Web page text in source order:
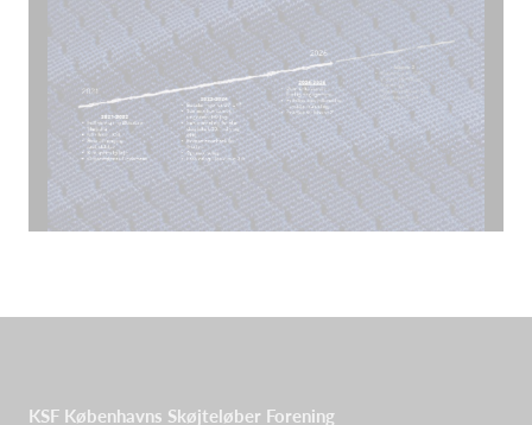
KSF Københavns Skøjteløber Forening